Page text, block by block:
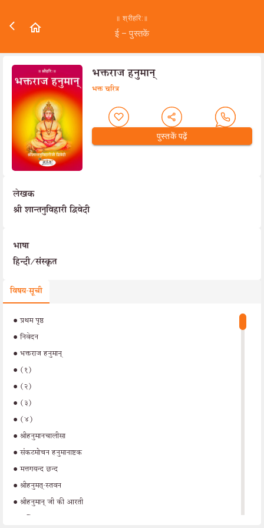
॥ श्रीहरि:॥
ई – पुस्तकें
भक्तराज हनुमान्
भक्त चरित्र
पुस्तकें पढ़ें
लेखक
श्री शान्तनुविहारी द्विवेदी
भाषा
हिन्दी/संस्कृत
विषय-सूची
•प्रथम पृष्ठ
•निवेदन
• भक्तराज हनुमान्
• (१)
• (२)
• (३)
• (४)
• श्रीहनुमानचालीसा
•संकटमोचन हनुमानाष्टक
•मत्तगयन्द छन्द
• श्रीहनुमत्-स्तवन
• श्रीहनुमान् जी की आरती